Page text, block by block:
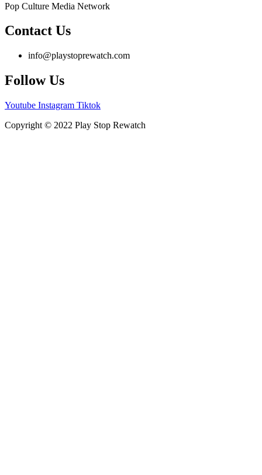
Pop Culture Media Network
Contact Us
info@playstoprewatch.com
Follow Us
Youtube Instagram Tiktok
Copyright © 2022 Play Stop Rewatch